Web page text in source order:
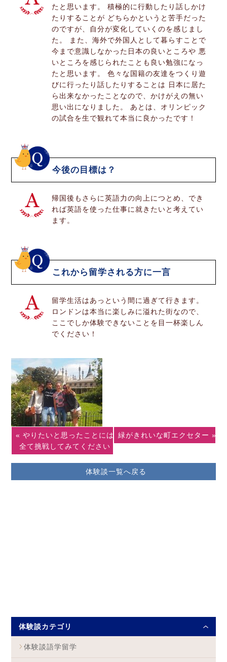
たと思います。 積極的に行動したり話しかけ
たりすることが どちらかというと苦手だった
のですが、自分が変化していくのを感じまし
た。 また、海外で外国人として暮らすことで
今まで意識しなかった日本の良いところや 悪
いところを感じられたことも良い勉強になっ
たと思います。 色々な国籍の友達をつくり遊
びに行ったり話したりすることは 日本に居た
ら出来なかったことなので、かけがえの無い
思い出になりました。 あとは、オリンピック
の試合を生で観れて本当に良かったです！
今後の目標は？
帰国後もさらに英語力の向上につとめ、でき
れば英語を使った仕事に就きたいと考えてい
ます。
これから留学される方に一言
留学生活はあっという間に過ぎて行きます。
ロンドンは本当に楽しみに溢れた街なので、
ここでしか体験できないことを目一杯楽しん
でください！
« やりたいと思ったことには
全て挑戦してみてください
体験談一覧へ戻る
緑がきれいな町エクセター »
体験談カテゴリ
体験談語学留学